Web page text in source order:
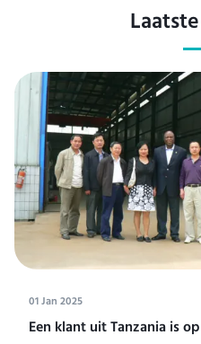
01 Jan 2025
Een klant uit Tanzania is